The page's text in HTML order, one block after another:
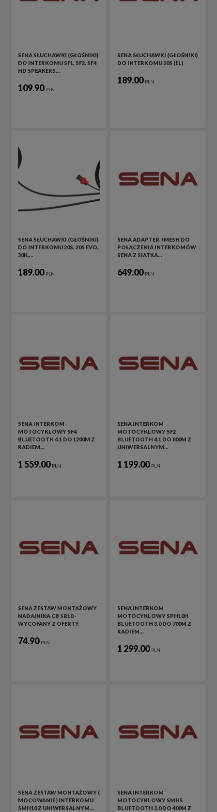
SENA SŁUCHAWKI (GŁOŚNIKI)
DO INTERKOMU SF1, SF2, SF4
HD SPEAKERS…
109.90 PLN
SENA SŁUCHAWKI (GŁOŚNIKI)
DO INTERKOMU 50S (EL)
189.00 PLN
SENA SŁUCHAWKI (GŁOŚNIKI)
DO INTERKOMU 20S, 20S EVO,
30K,…
189.00 PLN
SENA ADAPTER +MESH DO
POŁĄCZENIA INTERKOMÓW
SENA Z SIATKA…
649.00 PLN
SENA INTERKOM
MOTOCYKLOWY SF4
BLUETOOTH 4.1 DO 1200M Z
RADIEM…
1 559.00 PLN
SENA INTERKOM
MOTOCYKLOWY SF2
BLUETOOTH 4.1 DO 800M Z
UNIWERSALNYM…
1 199.00 PLN
SENA ZESTAW MONTAŻOWY
NADAJNIKA CB SR10 -
WYCOFANY Z OFERTY
74.90 PLN
SENA INTERKOM
MOTOCYKLOWY SPH10H
BLUETOOTH 3.0 DO 700M Z
RADIEM…
1 299.00 PLN
SENA ZESTAW MONTAŻOWY (
MOCOWANIE ) INTERKOMU
SMH10 Z UNIWERSALNYM…
SENA INTERKOM
MOTOCYKLOWY SMH5
BLUETOOTH 3.0 DO 400M Z